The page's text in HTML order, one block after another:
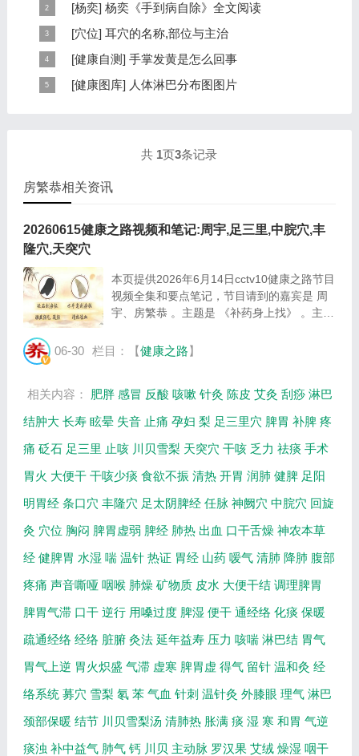
[杨奕] 杨奕《手到病自除》全文阅读
本页提供杨奕手到病自除全文阅读。包括完整目录、共计
6大章，66个小节的详细内容。涉及到全身的各个反射
区，以及自然疗法、反射区疗法、食疗等。另外...
[穴位] 耳穴的名称,部位与主治
耳穴在耳郭的分布有一定规律，耳穴在耳郭的分布犹如一
个倒置在子宫内的胎儿，头部朝下，臀部朝上。其分布的
规律是，与面颊相应的穴位在耳垂；与上肢相...
[健康自测] 手掌发黄是怎么回事
手掌发黄，一般是血管内血液不充盈或是皮肤营养不良的
[健康图库] 人体淋巴分布图图片
出的淋巴癌，图片尺寸390x378像素，格式是JPG...
共 1页3条记录
房繁恭相关资讯
20260615健康之路视频和笔记:周宇,足三里,中脘穴,丰
隆穴,天突穴
本页提供2026年6月14日cctv10健康之路节目
视频全集和要点笔记，节目请到的嘉宾是 周
宇、房繁恭 。主题是 《补药身上找》 。主要
关内容。百年养生网提供视频全集的在线观看
06-30 栏目：【健康之路】
相关内容： 肥胖 感冒 反酸 咳嗽 针灸 陈皮 艾灸 刮痧 淋巴
结肿大 长寿 眩晕 失音 止痛 孕妇 梨 足三里穴 脾胃 补脾 疼
痛 砭石 足三里 止咳 川贝雪梨 天突穴 干咳 乏力 祛痰 手术
胃火 大便干 干咳少痰 食欲不振 清热 开胃 润肺 健脾 足阳
明胃经 条口穴 丰隆穴 足太阴脾经 任脉 神阙穴 中脘穴 回旋
灸 穴位 胸闷 脾胃虚弱 脾经 肺热 出血 口干舌燥 神农本草
经 健脾胃 水湿 喘 温针 热证 胃经 山药 嗳气 清肺 降肺 腹部
疼痛 声音嘶哑 咽喉 肺燥 矿物质 皮水 大便干结 调理脾胃
脾胃气滞 口干 逆行 用嗓过度 脾湿 便干 通经络 化痰 保暖
疏通经络 经络 脏腑 灸法 延年益寿 压力 咳喘 淋巴结 胃气
胃气上逆 胃火炽盛 气滞 虚寒 脾胃虚 得气 留针 温和灸 经
络系统 募穴 雪梨 氡 苯 气血 针刺 温针灸 外膝眼 理气 淋巴
颈部保暖 结节 川贝雪梨汤 清肺热 胀满 痰 湿 寒 和胃 气逆
痰浊 补中益气 肺气 钙 川贝 主动脉 罗汉果 艾绒 燥湿 咽干